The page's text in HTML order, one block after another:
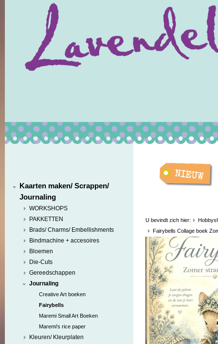
Kaarten maken/ Scrappen/
Journaling
WORKSHOPS
PAKKETTEN
Brads/ Charms/ Embellishments
Bindmachine + accesoires
Bloemen
Die-Cuts
Gereedschappen
Journaling
Creative Art boeken
Fairybells
Maremi Small Art Boeken
Maremi's rice paper
Kleuren/ Kleurplaten
U bevindt zich hier:
Fairybells Collage boek